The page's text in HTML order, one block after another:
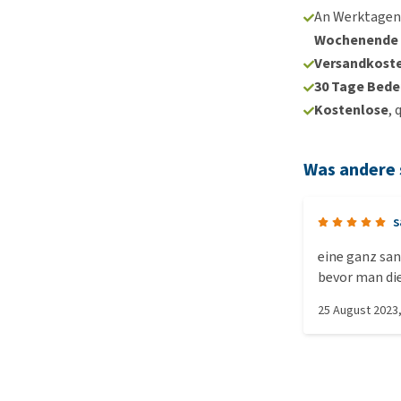
An
Wochenende
30 Tage
Kostenlose,
Was andere
eine ganz
bevor man
25 August 2023